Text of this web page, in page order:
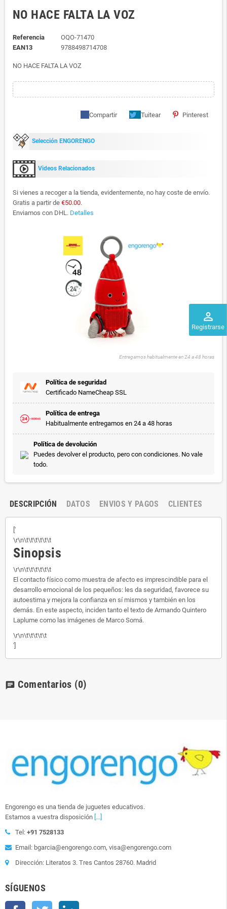
perm_identity
Registrarse
NO HACE FALTA LA VOZ
Referencia
OQO-71470
EAN13
9788498714708
NO HACE FALTA LA VOZ
Compartir Tuitear Pinterest
Selección ENGORENGO
Videos Relacionados
Si vienes a recoger a la tienda, evidentemente, no hay coste de envío.
Gratis a partir de €50.00.
Enviamos con DHL. Detalles
Entregamos habitualmente en 24 a 48 horas
Política de seguridad
Certificado NameCheap SSL
Política de entrega
Habitualmente entregamos en 24 a 48 horas
Política de devolución
Puedes devolver el producto, pero con condiciones. No vale
todo.
DESCRIPCIÓN DATOS ENVIOS Y PAGOS CLIENTES
['
\r\n\t\t\t\t\t\t
Sinopsis
\r\n\t\t\t\t\t\t
El contacto físico como muestra de afecto es imprescindible para el
desarrollo emocional de los pequeños: les da seguridad, favorece su
autoestima y mejora la confianza en sí mismos y también en los
demás. En este aspecto, inciden tanto el texto de Armando Quintero
Laplume como las imágenes de Marco Somá.
\r\n\t\t\t\t\t
']
chat Comentarios (0)
Engorengo es una tienda de juguetes educativos.
Estamos a vuestra disposición [...]
Tel: +91 7528133
Email: bgarcia@engorengo.com, visa@engorengo.com
Dirección: Literatos 3. Tres Cantos 28760. Madrid
SÍGUENOS
Facebook Twitter